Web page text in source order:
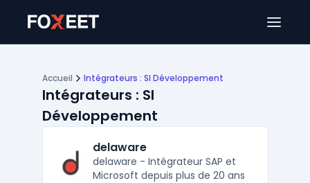
Accueil Intégrateurs : SI Développement
Intégrateurs : SI
Développement
delaware
delaware - Intégrateur SAP et
Microsoft depuis plus de 20 ans